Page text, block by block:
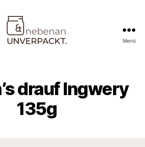
Menü
drauf Ingwery
135g